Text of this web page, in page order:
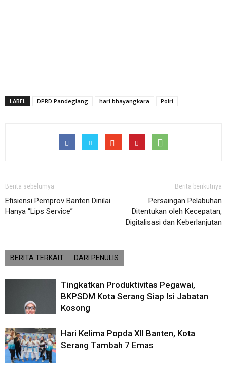
LABEL DPRD Pandeglang hari bhayangkara Polri
Berita sebelumya
Efisiensi Pemprov Banten Dinilai
Hanya “Lips Service”
Berita berikutnya
Persaingan Pelabuhan
Ditentukan oleh Kecepatan,
Digitalisasi dan Keberlanjutan
BERITA TERKAIT DARI PENULIS
Tingkatkan Produktivitas Pegawai,
BKPSDM Kota Serang Siap Isi Jabatan
Kosong
Hari Kelima Popda XII Banten, Kota
Serang Tambah 7 Emas